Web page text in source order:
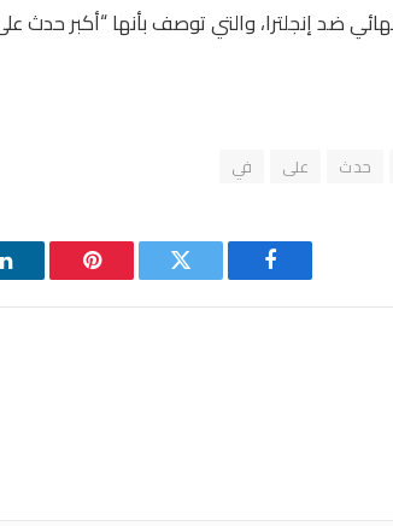
ضد إنجلترا، والتي توصف بأنها “أكبر حدث
حدث على في
فيسبوك تويتر بينتيريست